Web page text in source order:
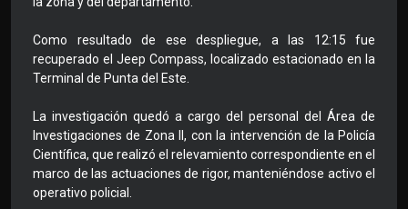
Como resultado de ese despliegue, a las 12:15 fue
recuperado el Jeep Compass, localizado estacionado en la
Terminal de Punta del Este.
La investigación quedó a cargo del personal del Área de
Investigaciones de Zona II, con la intervención de la Policía
Científica, que realizó el relevamiento correspondiente en el
marco de las actuaciones de rigor, manteniéndose activo el
operativo policial.